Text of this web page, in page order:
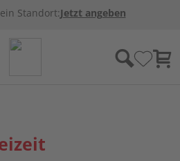
Standort:Jetzt angeben